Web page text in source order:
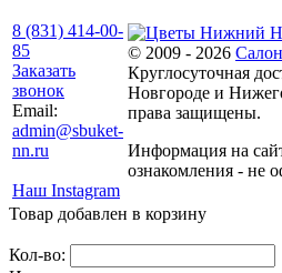
8 (831) 414-00-
85
Заказать
звонок
Email:
admin@sbuket-
nn.ru
Наш Instagram
© 2009 - 2026
Круглосуточная
Новгороде и
права защищены.
Информация на
ознакомления - не
Товар добавлен в корзину
Кол-во: